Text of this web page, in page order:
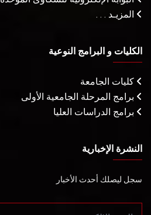
المزيـد . . .
الكليات و البرامج النوعية
كليات الجامعة
برامج المرحلة الجامعية الأولى
برامج الدراسات العليا
النشرة الإخبارية
سجل ليصلك أحدث الأخبار